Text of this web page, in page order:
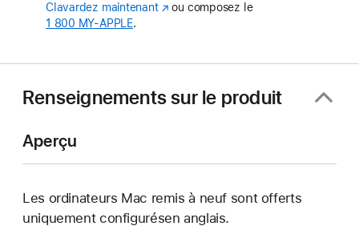
Clavardez maintenant(s’ouvre
ou composez le
1 800 MY‑APPLE.
Renseignements sur le produit
Aperçu
Les ordinateurs Mac remis à neuf sont offerts
uniquement configurésen anglais.